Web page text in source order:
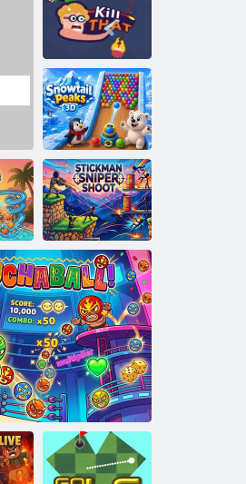
Spring Spear
Omoară asta
SnowTail Peaks
3D
Stickman Sniper
Shoot